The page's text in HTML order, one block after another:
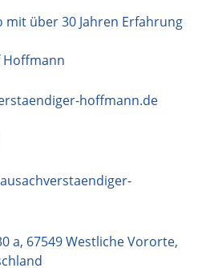
über 30 Jahren Erfahrung
Hoffmann
hoffmann.de
a, 67549Westliche Vororte,